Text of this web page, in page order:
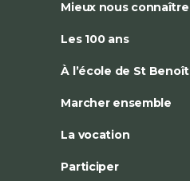
Mieux nous connaître
Les 100 ans
À l’école de St Benoît
Marcher ensemble
La vocation
Participer